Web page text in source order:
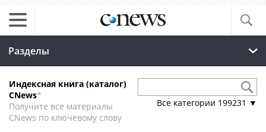
Разделы
Индексная книга (каталог)
CNews*
Получите все материалы
CNews по ключевому слову
Все категории 199231 ▼